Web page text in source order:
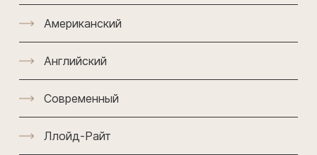
Американский
Английский
Современный
Ллойд-Райт